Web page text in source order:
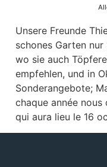
Unsere Freunde
schones Garten
wo sie auch
empfehlen, und in
Sonderangebote;
chaque année
qui aura lieu le 16